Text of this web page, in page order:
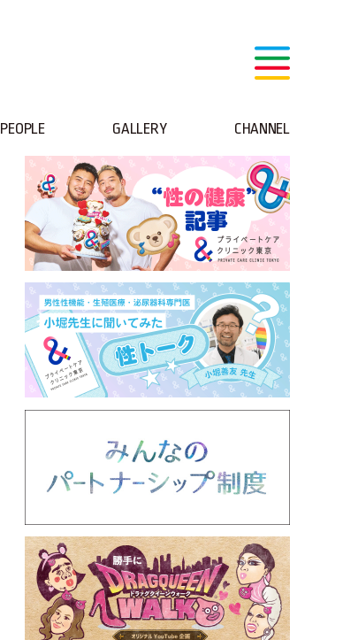
PEOPLE GALLERY CHANNEL